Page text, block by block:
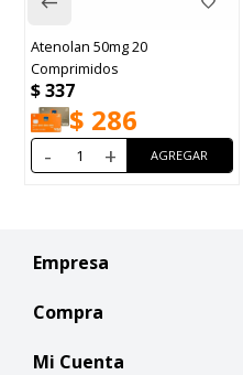
Enalapril Ion 10mg
- +
Empresa
Compra
Mi Cuenta